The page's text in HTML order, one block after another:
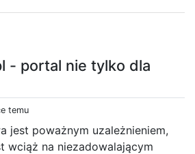
- portal nie tylko dla
temu
jest poważnym uzależnieniem,
wciąż na niezadowalającym